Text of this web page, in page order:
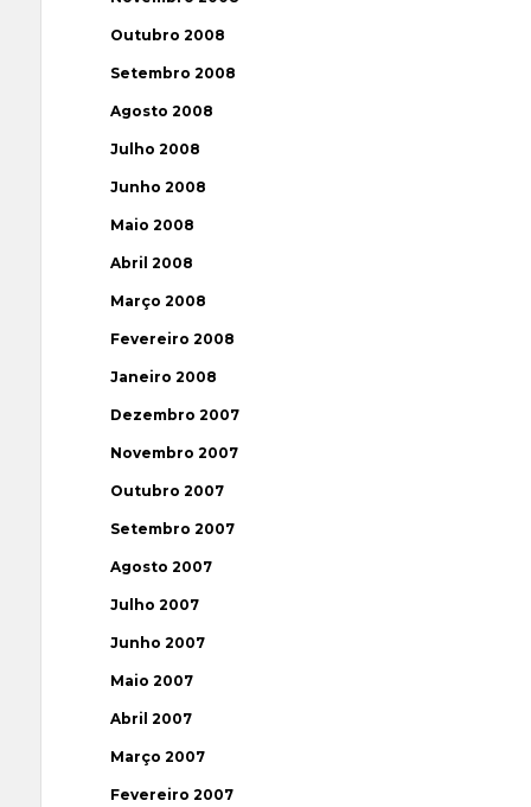
Outubro 2008
Setembro 2008
Agosto 2008
Julho 2008
Junho 2008
Maio 2008
Abril 2008
Março 2008
Fevereiro 2008
Janeiro 2008
Dezembro 2007
Novembro 2007
Outubro 2007
Setembro 2007
Agosto 2007
Julho 2007
Junho 2007
Maio 2007
Abril 2007
Março 2007
Fevereiro 2007